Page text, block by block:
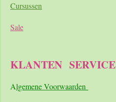
Cursussen
Sale
KLANTEN SERVICE
Algemene Voorwaarden